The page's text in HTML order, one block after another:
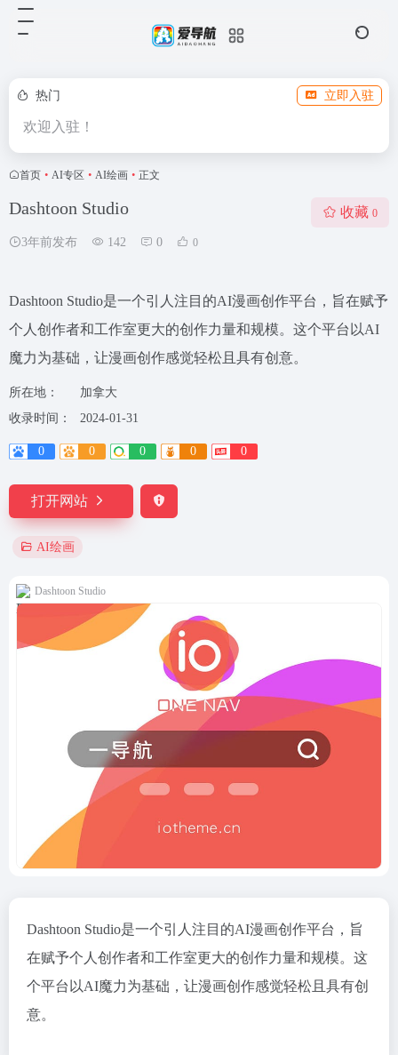
热门 立即入驻
欢迎入驻！
首页 • AI专区 • AI绘画 • 正文
Dashtoon Studio
3年前发布 142 0 0
收藏 0
Dashtoon Studio是一个引人注目的AI漫画创作平台，旨在赋予
个人创作者和工作室更大的创作力量和规模。这个平台以AI
魔力为基础，让漫画创作感觉轻松且具有创意。
所在地：
加拿大
收录时间：
2024-01-31
0 0 0 0 0
打开网站
AI绘画
Dashtoon Studio
Dashtoon Studio是一个引人注目的AI漫画创作平台，旨
在赋予个人创作者和工作室更大的创作力量和规模。这
个平台以AI魔力为基础，让漫画创作感觉轻松且具有创
意。